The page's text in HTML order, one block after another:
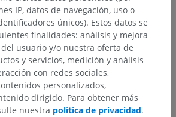
IP, datos de navegación, uso o
únicos). Estos datos se
finalidades: análisis y mejora
usuario y/o nuestra oferta de
y servicios, medición y análisis
con redes sociales,
personalizados,
dirigido. Para obtener más
nuestra política de privacidad.